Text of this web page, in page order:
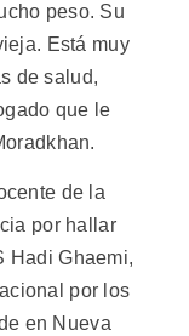
peso. Su
Está muy
de salud,
que le
de la
por hallar
Hadi Ghaemi,
por los
en Nueva